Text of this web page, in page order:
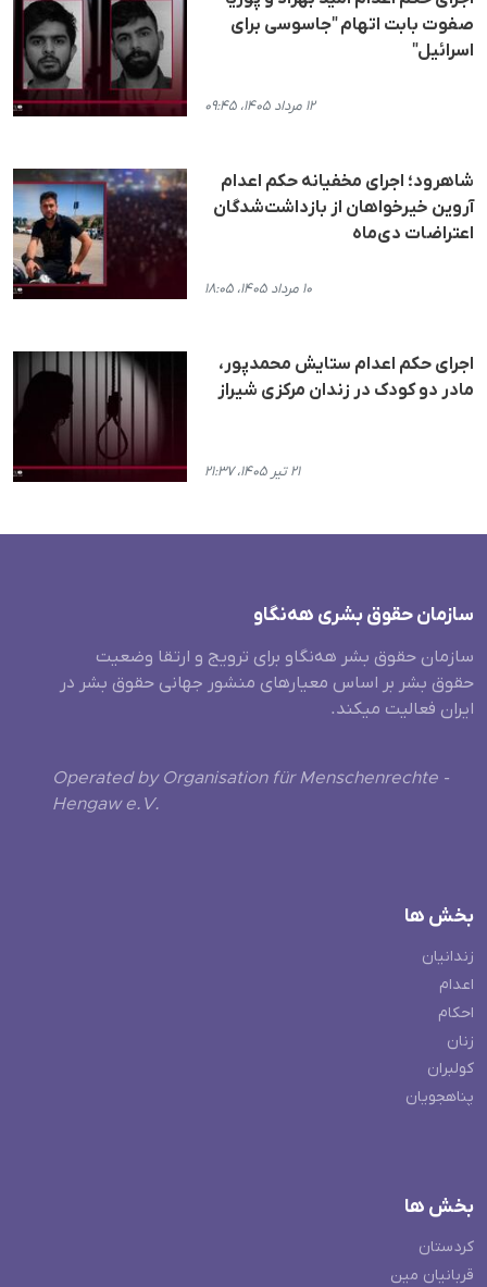
صفوت بابت اتهام "جاسوسی برای
اسرائیل"
۱۲ مرداد ۱۴۰۵، ۰۹:۴۵
شاهرود؛ اجرای مخفیانه حکم اعدام
آروین خیرخواهان از بازداشت‌شدگان
اعتراضات دی‌ماه
۱۰ مرداد ۱۴۰۵، ۱۸:۰۵
اجرای حکم اعدام ستایش محمدپور،
مادر دو کودک در زندان مرکزی شیراز
۲۱ تیر ۱۴۰۵، ۲۱:۳۷
سازمان حقوق بشری هەنگاو
سازمان حقوق بشر هه‌نگاو برای ترویج و ارتقا وضعیت
حقوق بشر بر اساس معیارهای منشور جهانی حقوق بشر در
ایران فعالیت میکند.
Operated by Organisation für Menschenrechte -
Hengaw e.V.
بخش ها
زندانیان
اعدام
احکام
زنان
کولبران
پناهجویان
بخش ها
کردستان
قربانیان مین